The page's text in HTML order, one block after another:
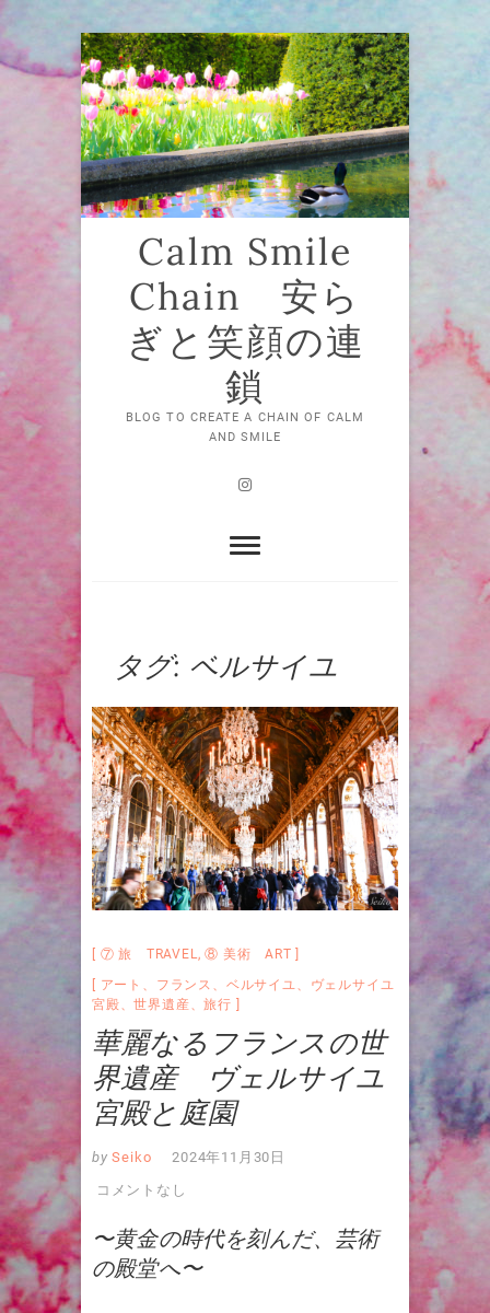
Skip
to
content
Calm Smile
Chain 安ら
ぎと笑顔の連
鎖
BLOG TO CREATE A CHAIN OF CALM
AND SMILE
Instagram
タグ: ベルサイユ
⑦ 旅 TRAVEL,⑧ 美術 ART
アート 、 フランス 、 ベルサイユ、 ヴェルサイユ
宮殿、世界遺産、旅行
華麗なるフランスの世
界遺産 ヴェルサイユ
宮殿と庭園
by Seiko
2024年11月30日
コメントなし
〜黄金の時代を刻んだ、芸術
の殿堂へ〜